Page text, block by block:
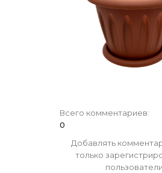
Всего комментариев:
0
Добавлять
только